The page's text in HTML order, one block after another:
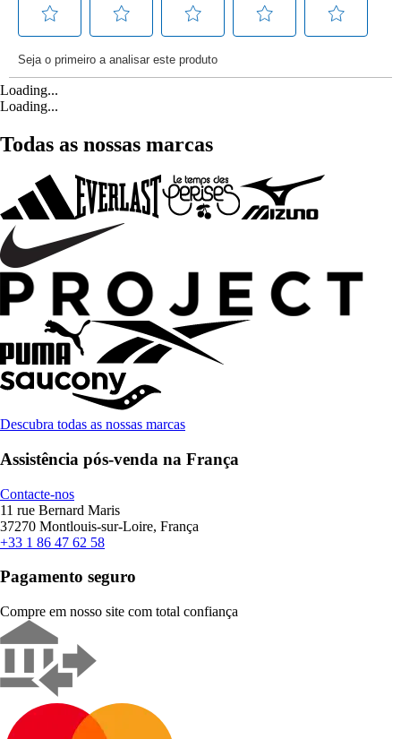
Loading...
Loading...
Todas as nossas marcas
Descubra todas as nossas marcas
Assistência pós-venda na França
Contacte-nos
11 rue Bernard Maris
37270 Montlouis-sur-Loire, França
+33 1 86 47 62 58
Pagamento seguro
Compre em nosso site com total confiança